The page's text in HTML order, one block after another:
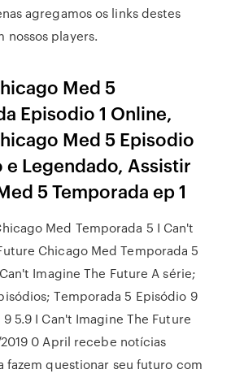
agregamos os links destes
nossos players.
Med 5
Episodio 1 Online,
Med 5 Episodio
e Legendado, Assistir
5 Temporada ep 1
Med Temporada 5 I Can't
Chicago Med Temporada 5
Imagine The Future A série;
Temporada 5 Episódio 9
5.9 I Can't Imagine The Future
0 April recebe notícias
fazem questionar seu futuro com